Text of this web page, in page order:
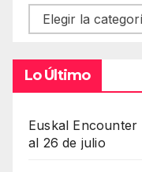
Contenidos
Lo Último
Euskal Encounter
al 26 de julio